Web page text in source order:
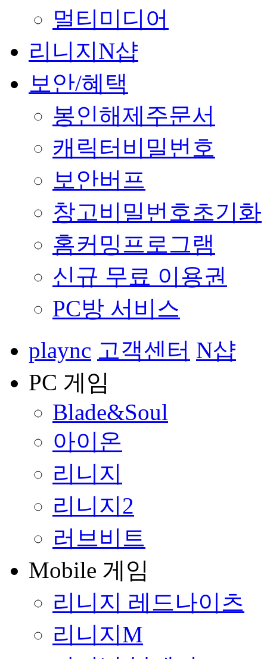
멀티미디어
리니지N샵
보안/혜택
봉인해제주문서
캐릭터비밀번호
보안버프
창고비밀번호초기화
홈커밍프로그램
신규 무료 이용권
PC방 서비스
plaync 고객센터 N샵
PC 게임
Blade&Soul
아이온
리니지
리니지2
러브비트
Mobile 게임
리니지 레드나이츠
리니지M